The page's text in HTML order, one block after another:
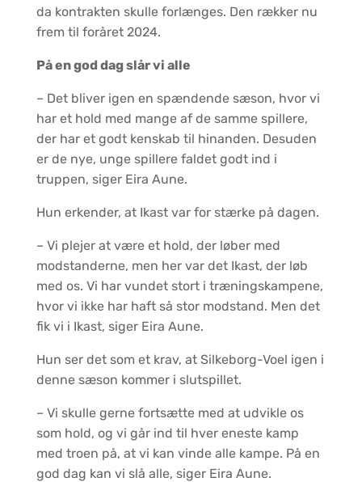
da kontrakten skulle forlænges. Den rækker nu
frem til foråret 2024.
På en god dag slår vi alle
– Det bliver igen en spændende sæson, hvor vi
har et hold med mange af de samme spillere,
der har et godt kenskab til hinanden. Desuden
er de nye, unge spillere faldet godt ind i
truppen, siger Eira Aune.
Hun erkender, at Ikast var for stærke på dagen.
– Vi plejer at være et hold, der løber med
modstanderne, men her var det Ikast, der løb
med os. Vi har vundet stort i træningskampene,
hvor vi ikke har haft så stor modstand. Men det
fik vi i Ikast, siger Eira Aune.
Hun ser det som et krav, at Silkeborg-Voel igen i
denne sæson kommer i slutspillet.
– Vi skulle gerne fortsætte med at udvikle os
som hold, og vi går ind til hver eneste kamp
med troen på, at vi kan vinde alle kampe. På en
god dag kan vi slå alle, siger Eira Aune.